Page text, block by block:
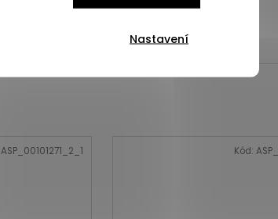
Nastavení
37
ASP_00101271_2_1 Kód: